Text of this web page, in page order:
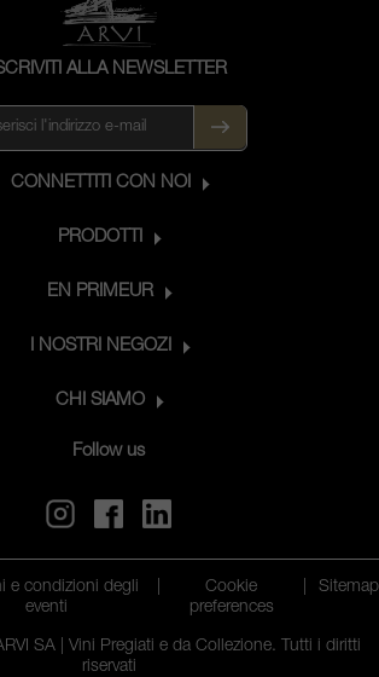
ALLA NEWSLETTER
CONNETTITI CON NOI
PRODOTTI
EN PRIMEUR
I NOSTRI NEGOZI
CHI SIAMO
Follow us
e condizioni degli
eventi
Cookie
preferences
Sitemap
SA | Vini Pregiati e da Collezione. Tutti i diritti
riservati